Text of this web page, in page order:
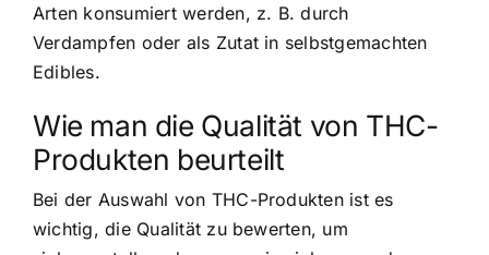
Arten konsumiert werden, z. B. durch
Verdampfen oder als Zutat in selbstgemachten
Edibles.
Wie man die Qualität von THC-
Produkten beurteilt
Bei der Auswahl von THC-Produkten ist es
wichtig, die Qualität zu bewerten, um